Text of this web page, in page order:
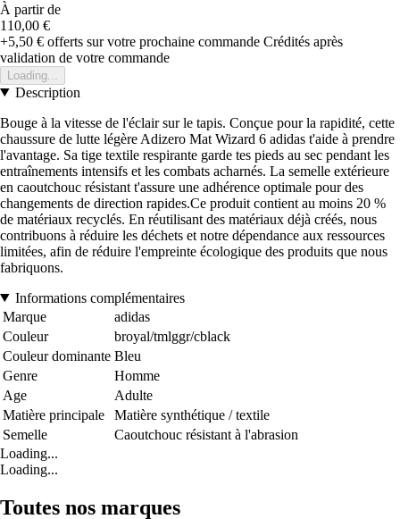
À partir de
110,00 €
+5,50 € offerts sur votre prochaine commande Crédités après
validation de votre commande
Loading...
Description
Bouge à la vitesse de l'éclair sur le tapis. Conçue pour la rapidité, cette
chaussure de lutte légère Adizero Mat Wizard 6 adidas t'aide à prendre
l'avantage. Sa tige textile respirante garde tes pieds au sec pendant les
entraînements intensifs et les combats acharnés. La semelle extérieure
en caoutchouc résistant t'assure une adhérence optimale pour des
changements de direction rapides.Ce produit contient au moins 20 %
de matériaux recyclés. En réutilisant des matériaux déjà créés, nous
contribuons à réduire les déchets et notre dépendance aux ressources
limitées, afin de réduire l'empreinte écologique des produits que nous
fabriquons.
Informations complémentaires
Marque
adidas
Couleur
broyal/tmlggr/cblack
Couleur dominante Bleu
Genre
Homme
Age
Adulte
Matière principale
Matière synthétique / textile
Semelle
Caoutchouc résistant à l'abrasion
Loading...
Loading...
Toutes nos marques